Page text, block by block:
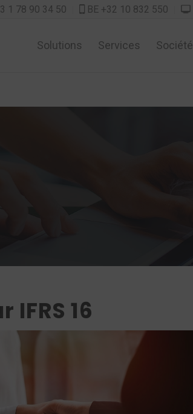
1 78 90 34 50 BE +32 10 832 550 
Solutions Services Société
16